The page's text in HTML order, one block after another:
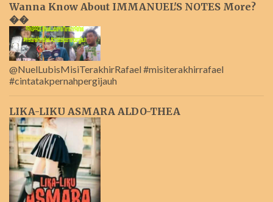
Wanna Know About IMMANUEL'S NOTES More?
��
@NuelLubisMisiTerakhirRafael #misiterakhirrafael
#cintatakpernahpergijauh
LIKA-LIKU ASMARA ALDO-THEA